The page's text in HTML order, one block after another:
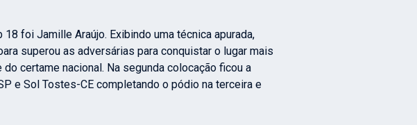
18 foi Jamille Araújo. Exibindo uma técnica apurada,
superou as adversárias para conquistar o lugar mais
certame nacional. Na segunda colocação ficou a
e Sol Tostes-CE completando o pódio na terceira e